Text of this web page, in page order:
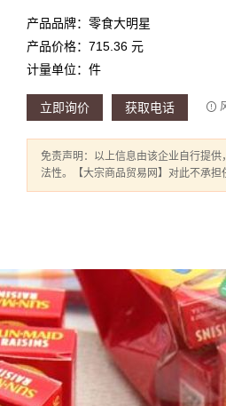
产品品牌：零食大明星
产品价格：715.36 元
计量单位：件
立即询价 获取电话
免责声明：以上信息由该企业自行提
法性。【大宗商品贸易网】对此不承担